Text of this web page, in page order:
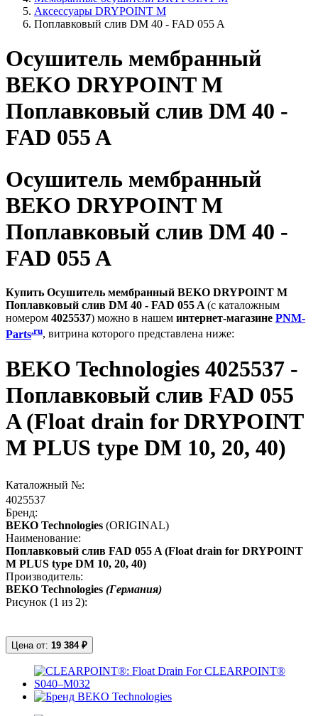
Аксессуары DRYPOINT M
Поплавковый слив DM 40 - FAD 055 A
Осушитель мембранный
BEKO DRYPOINT M
Поплавковый слив DM 40 -
FAD 055 A
Осушитель мембранный
BEKO DRYPOINT M
Поплавковый слив DM 40 -
FAD 055 A
Купить Осушитель мембранный BEKO DRYPOINT M
Поплавковый слив DM 40 - FAD 055 A (с каталожным
номером 4025537) можно в нашем интернет-магазине PNM-
Parts.ru, витрина которого представлена ниже:
BEKO Technologies 4025537 -
Поплавковый слив FAD 055
A (Float drain for DRYPOINT
M PLUS type DM 10, 20, 40)
Каталожный №:
4025537
Бренд:
BEKO Technologies (ORIGINAL)
Наименование:
Поплавковый слив FAD 055 A (Float drain for DRYPOINT
M PLUS type DM 10, 20, 40)
Производитель:
BEKO Technologies (Германия)
Рисунок (1 из 2):
Цена от: 19 384 ₽